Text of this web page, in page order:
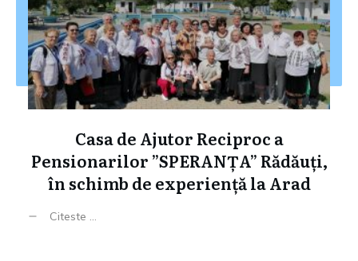
Casa de Ajutor Reciproc a
Pensionarilor ”SPERANȚA” Rădăuți,
în schimb de experiență la Arad
Citeste ...